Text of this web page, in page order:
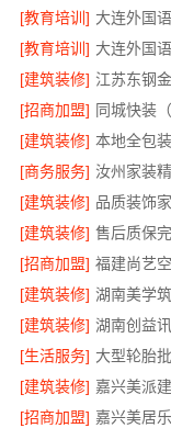
[教育培训] 大连外国
[教育培训] 大连外国
[建筑装修] 江苏东钢
[招商加盟] 同城快装
[建筑装修] 本地全包
[商务服务]
[建筑装修]
[建筑装修] 售后质保
[招商加盟]
[建筑装修] 湖南美学
[建筑装修] 湖南创益
[生活服务]
[建筑装修] 嘉兴美派
[招商加盟] 嘉兴美居